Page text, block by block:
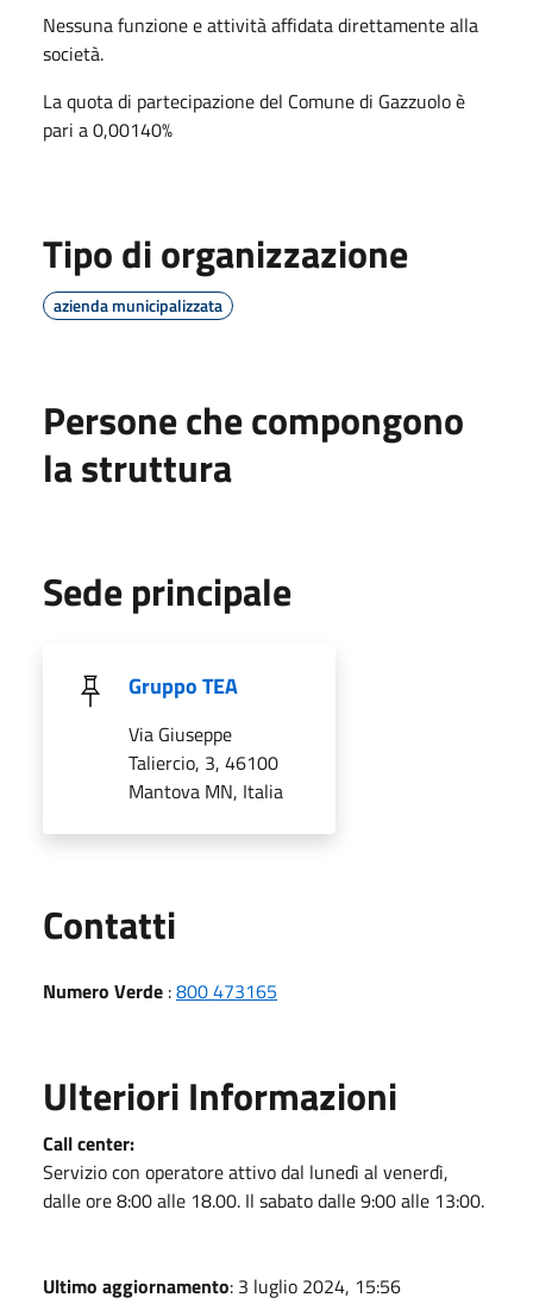
Nessuna funzione e attività affidata direttamente alla
società.
La quota di partecipazione del Comune di Gazzuolo è
pari a 0,00140%
Tipo di organizzazione
azienda municipalizzata
Persone che compongono
la struttura
Sede principale
Gruppo TEA
Via Giuseppe
Taliercio, 3, 46100
Mantova MN, Italia
Contatti
Numero Verde :800 473165
Ulteriori Informazioni
Call center:
Servizio con operatore attivo dal lunedì al venerdì,
dalle ore 8:00 alle 18.00. Il sabato dalle 9:00 alle 13:00.
Ultimo aggiornamento: 3 luglio 2024, 15:56